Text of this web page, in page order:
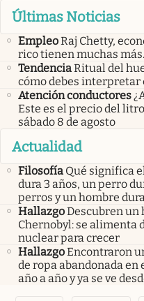
Últimas Noticias
EmpleoRaj Chetty,
rico tienen muchas
TendenciaRitual del
cómo debes interpretar
Atención conductores
Este es el precio del
sábado 8 de agosto
Actualidad
Filosofía Qué significa
dura 3 años, un perro
perros y un hombre
HallazgoDescubren un
Chernobyl: se alimenta
nuclear para crecer
HallazgoEncontraron
de ropa abandonada en
año a año y ya se ve